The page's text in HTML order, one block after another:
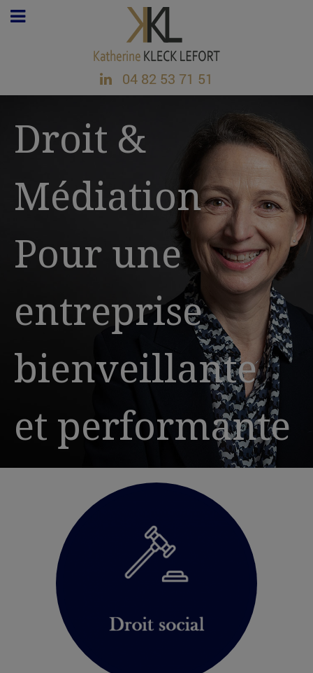
04 82 53 71 51
Droit &
Médiation
Pour une
entreprise
bienveillante
et performante